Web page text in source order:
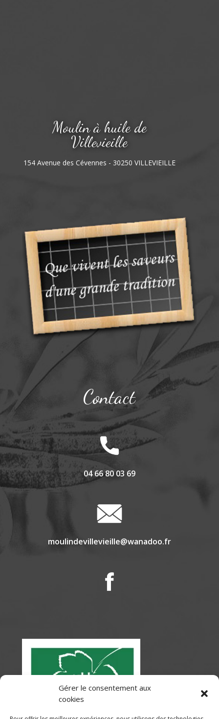
Gérer le consentement aux
cookies
Moulin à huile de
Villevieille
154 Avenue des Cévennes - 30250 VILLEVIEILLE
Contact
04 66 80 03 69
moulindevillevieille@wanadoo.fr